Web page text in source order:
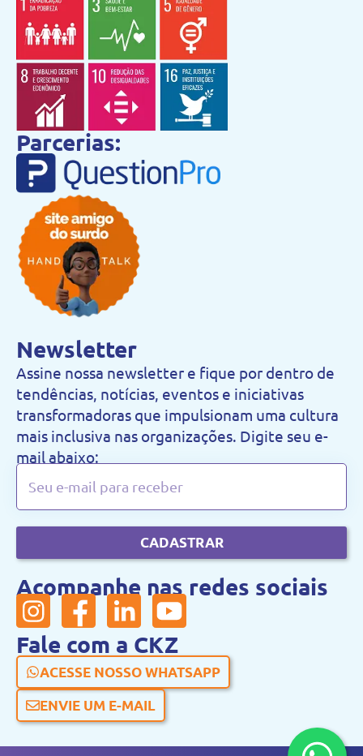
Parcerias:
Newsletter
Assine nossa newsletter e fique por dentro de
tendências, notícias, eventos e iniciativas
transformadoras que impulsionam uma cultura
mais inclusiva nas organizações. Digite seu e-
mail abaixo:
CADASTRAR
Acompanhe nas redes sociais
Fale com a CKZ
ACESSE NOSSO WHATSAPP
ENVIE UM E-MAIL